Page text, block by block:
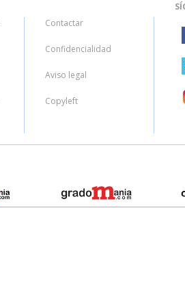
Contactar
Confidencialidad
Aviso legal
Copyleft